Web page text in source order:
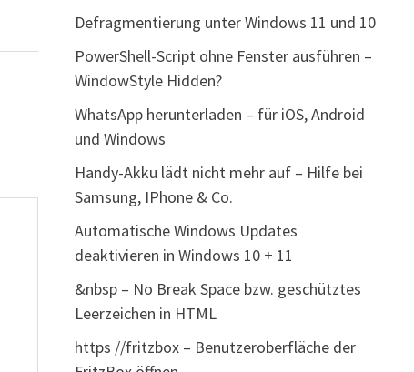
Defragmentierung unter Windows 11 und 10
PowerShell-Script ohne Fenster ausführen –
WindowStyle Hidden?
WhatsApp herunterladen – für iOS, Android
und Windows
Handy-Akku lädt nicht mehr auf – Hilfe bei
Samsung, IPhone & Co.
Automatische Windows Updates
deaktivieren in Windows 10 + 11
&nbsp – No Break Space bzw. geschütztes
Leerzeichen in HTML
https //fritzbox – Benutzeroberfläche der